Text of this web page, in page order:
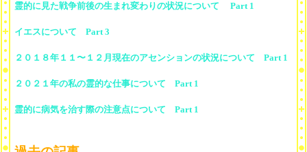
霊的に見た戦争前後の生まれ変わりの状況について Part 1
イエスについて Part 3
２０１８年１１〜１２月現在のアセンションの状況について Part 1
２０２１年の私の霊的な仕事について Part 1
霊的に病気を治す際の注意点について Part 1